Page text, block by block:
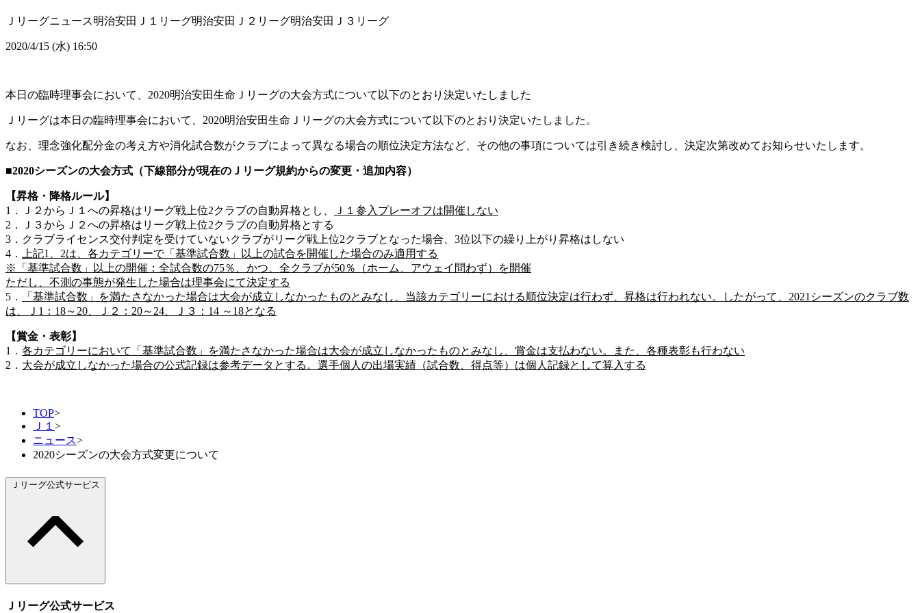
Ｊリーグニュース明治安田Ｊ１リーグ明治安田Ｊ２リーグ明治安田Ｊ３リーグ
2020/4/15 (水) 16:50
本日の臨時理事会において、2020明治安田生命Ｊリーグの大会方式について以下のとおり決定いたしました
Ｊリーグは本日の臨時理事会において、2020明治安田生命Ｊリーグの大会方式について以下のとおり決定いたしました。
なお、理念強化配分金の考え方や消化試合数がクラブによって異なる場合の順位決定方法など、その他の事項については引き続き検討し、決定次第改めてお知らせいたします。
■2020シーズンの大会方式（下線部分が現在のＪリーグ規約からの変更・追加内容）
【昇格・降格ルール】
1．Ｊ２からＪ１への昇格はリーグ戦上位2クラブの自動昇格とし、
Ｊ１参入プレーオフは開催しない
2．Ｊ３からＪ２への昇格はリーグ戦上位2クラブの自動昇格とする
3．クラブライセンス交付判定を受けていないクラブがリーグ戦上位2クラブとなった場合、3位以下の繰り上がり昇格はしない
4．
上記1、2は、各カテゴリーで「基準試合数」以上の試合を開催した場合のみ適用する
※「基準試合数」以上の開催：全試合数の75％、かつ、全クラブが50％（ホーム、アウェイ問わず）を開催
ただし、不測の事態が発生した場合は理事会にて決定する
5．
「基準試合数」を満たさなかった場合は大会が成立しなかったものとみなし、当該カテゴリーにおける順位決定は行わず、昇格は行われない。したがって、2021シーズンのクラブ数
は、Ｊ1：18～20、Ｊ２：20～24、Ｊ３：14 ～18となる
【賞金・表彰】
1． 各カテゴリーにおいて「基準試合数」を満たさなかった場合は大会が成立しなかったものとみなし、賞金は支払わない。また、各種表彰も行わない
2． 大会が成立しなかった場合の公式記録は参考データとする。選手個人の出場実績（試合数、得点等）は個人記録として算入する
TOP>
Ｊ１ >
ニュース>
2020シーズンの大会方式変更について
Ｊリーグ公式サービス
Ｊリーグ公式サービス